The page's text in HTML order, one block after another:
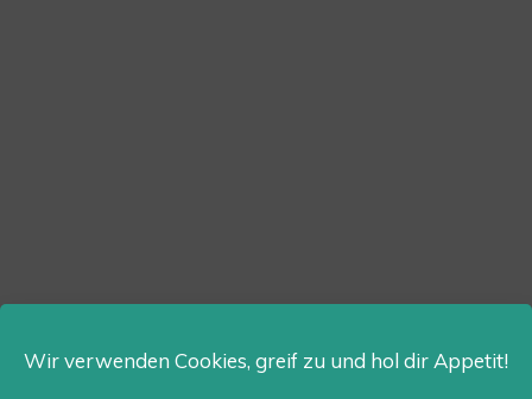
Wir verwenden Cookies, greif zu und hol dir Appetit!